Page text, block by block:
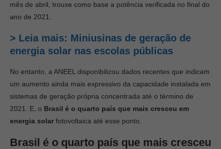
mês de abril, trouxe como base a potência verificada no final do
ano de 2021.
> Leia mais: Miniusinas de geração de
energia solar nas escolas públicas
No entanto, a ANEEL disponibilizou dados recentes que indicam
um aumento ainda mais expressivo da capacidade instalada em
sistemas de geração própria concentrada até o término de
2021. E, o Brasil é o quarto país que mais cresceu em
energia solar fotovoltaica até esse ponto.
Brasil é o quarto país que mais cresceu